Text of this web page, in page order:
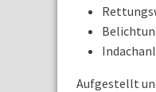
Aufgestellt